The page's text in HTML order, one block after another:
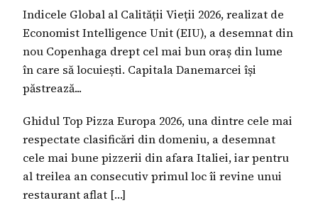
Indicele Global al Calității Vieții 2026, realizat de
Economist Intelligence Unit (EIU), a desemnat din
nou Copenhaga drept cel mai bun oraș din lume
în care să locuiești. Capitala Danemarcei își
păstrează...
Ghidul Top Pizza Europa 2026, una dintre cele mai
respectate clasificări din domeniu, a desemnat
cele mai bune pizzerii din afara Italiei, iar pentru
al treilea an consecutiv primul loc îi revine unui
restaurant aflat […]